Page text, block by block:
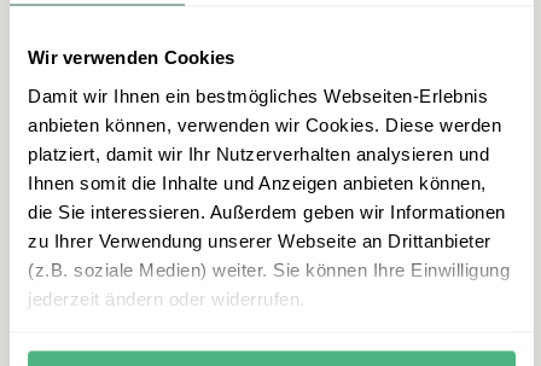
Wir verwenden Cookies
Damit wir Ihnen ein bestmögliches Webseiten-Erlebnis
anbieten können, verwenden wir Cookies. Diese werden
platziert, damit wir Ihr Nutzerverhalten analysieren und
Ihnen somit die Inhalte und Anzeigen anbieten können,
die Sie interessieren. Außerdem geben wir Informationen
zu Ihrer Verwendung unserer Webseite an Drittanbieter
(z.B. soziale Medien) weiter. Sie können Ihre Einwilligung
jederzeit ändern oder widerrufen.
E-Mail
griechenland@erlebe.de
Öffnungszeiten